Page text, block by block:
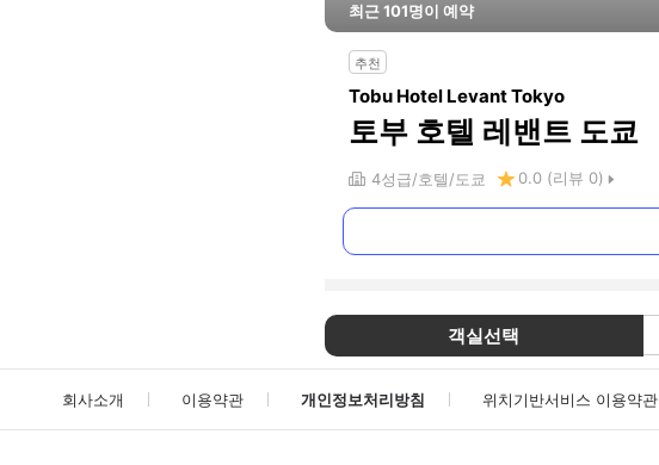
최근101명이 예약
추천
Tobu Hotel Levant Tokyo
토부 호텔 레밴트 도쿄
4성급 호텔 도쿄 0.0 (리뷰 0)
객실선택
회사소개 이용약관 개인정보처리방침 위치기반서비스 이용약관